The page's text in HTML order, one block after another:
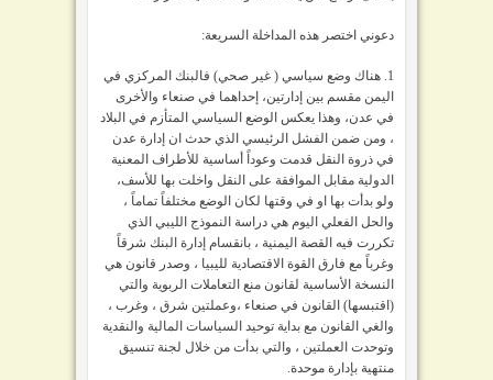
دعوني اختصر هذه المداخلة السريعة:
1. هناك وضع سياسي ( غير صحي) فالبنك المركزي في
اليمن مقسم بين إدارتين، إحداهما في صنعاء والأخرى
في عدن، وهذا يعكس الوضع السياسي المتأزم في البلاد
، ومن ضمن الفشل الرئيسي الذي حدث ان إدارة عدن
في ذروة النقل قدمت وعوداً أساسية للأطراف المعنية
الدولية مقابل الموافقة على النقل واخلت بها للأسف،
ولو بدأت بها او في وقتها لكان الوضع مختلفاً تماماً ،
والحل الفعلي اليوم هي دراسة النموذج الليبي الذي
تكررت فيه القصة اليمنية ، بانقسام إدارة البنك شرقاً
وغرباً مع فارق القوة الاقتصادية لليبيا ، وصدر قانون هي
النسخة الأساسية لقانون منع التعاملات الربوية والتي
(اقتبسها) القانون في صنعاء ،وعملتين شرق ، وغرب ،
والغي القانون مع بداية توحيد السياسات المالية والنقدية
وتوحدت العملتين ، والتي بدأت من خلال لجنة تنسيق
منتهية بإدارة موحدة.